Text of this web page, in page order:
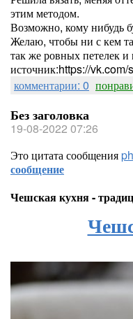
этим методом.
Возможно, кому нибудь
Желаю, чтобы ни с кем
так же ровных петелек
источник:https://
комментарии: 0
Без заголовка
19-08-2022 07:26
Это цитата сообщения
сообщение
Чешская кухня -